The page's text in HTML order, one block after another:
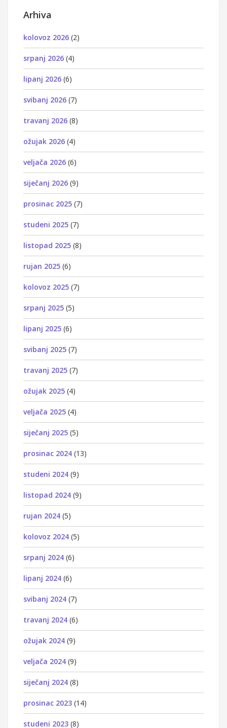
Arhiva
kolovoz 2026 (2)
srpanj 2026 (4)
lipanj 2026 (6)
svibanj 2026 (7)
travanj 2026 (8)
ožujak 2026 (4)
veljača 2026 (6)
siječanj 2026 (9)
prosinac 2025 (7)
studeni 2025 (7)
listopad 2025 (8)
rujan 2025 (6)
kolovoz 2025 (7)
srpanj 2025 (5)
lipanj 2025 (6)
svibanj 2025 (7)
travanj 2025 (7)
ožujak 2025 (4)
veljača 2025 (4)
siječanj 2025 (5)
prosinac 2024 (13)
studeni 2024 (9)
listopad 2024 (9)
rujan 2024 (5)
kolovoz 2024 (5)
srpanj 2024 (6)
lipanj 2024 (6)
svibanj 2024 (7)
travanj 2024 (6)
ožujak 2024 (9)
veljača 2024 (9)
siječanj 2024 (8)
prosinac 2023 (14)
studeni 2023 (8)